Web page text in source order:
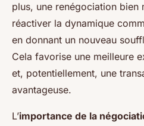
plus, une renégociation bien
réactiver la dynamique
en donnant un nouveau
Cela favorise une meilleure
et, potentiellement, une
avantageuse.
L’importance de la